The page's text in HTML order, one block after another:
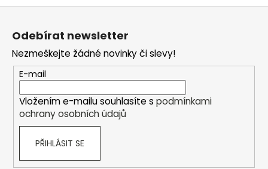
Z
Odebírat newsletter
Nezmeškejte žádné novinky či slevy!
E-mail
Vložením e-mailu souhlasíte s podmínkami
ochrany osobních údajů
PŘIHLÁSIT SE